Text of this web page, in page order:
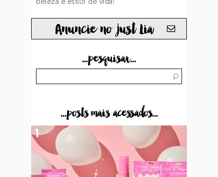
Anuncie no just Lia
...pesquisar...
...posts mais acessados...
1